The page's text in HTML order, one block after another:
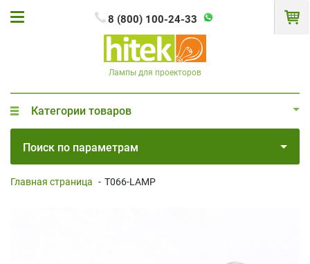
8 (800) 100-24-33
Лампы для проекторов
Категории товаров
Поиск по параметрам
Главная страница - T066-LAMP